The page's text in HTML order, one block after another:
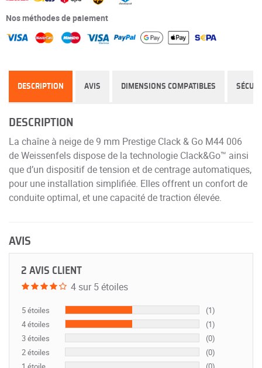
Nos méthodes de paiement
DESCRIPTION AVIS DIMENSIONS COMPATIBLES
DESCRIPTION
La chaîne à neige de 9 mm Prestige Clack & Go M44 006
de Weissenfels dispose de la technologie Clack&Go™ ainsi
que d’un dispositif de tension et de centrage automatiques,
pour une installation simplifiée. Elles offrent un confort de
conduite optimal, et une capacité de traction élevée.
AVIS
2 AVIS CLIENT
4 sur 5 étoiles
5 étoiles
(1)
4 étoiles
(1)
3 étoiles
(0)
2 étoiles
(0)